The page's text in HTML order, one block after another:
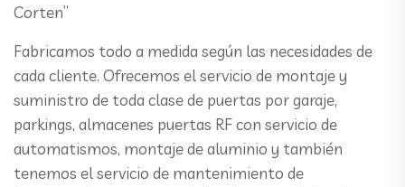
Corten”
Fabricamos todo a medida según las necesidades de
cada cliente. Ofrecemos el servicio de montaje y
suministro de toda clase de puertas por garaje,
parkings, almacenes puertas RF con servicio de
automatismos, montaje de aluminio y también
tenemos el servicio de mantenimiento de